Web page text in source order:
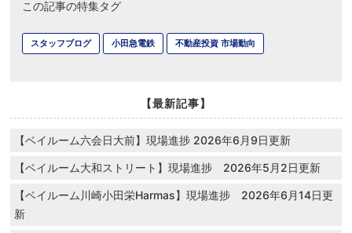
この記事の特集タグ
スタッフブログ 小田急電鉄 不動産投資 市場動向
【最新記事】
【ベイルーム六会日大前】現場進捗 2026年6月9日更新
【ベイルーム大和ストリート】現場進捗 2026年5月2日更新
【ベイルーム川崎小田栄Harmas】現場進捗 2026年6月14日更
新